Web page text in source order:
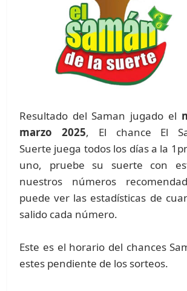
Resultado del Saman jugado el
marzo 2025, El chance El
Suerte juega todos los días a la
uno, pruebe su suerte con
nuestros números
puede ver las estadísticas de
salido cada número.
Este es el horario del chances
estes pendiente de los sorteos.